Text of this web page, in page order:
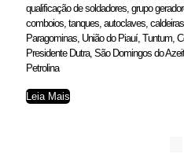
qualificação de soldadores, grupo
comboios, tanques, autoclaves,
Paragominas, União do Piauí, Tuntum,
Presidente Dutra, São Domingos do
Petrolina
Leia Mais